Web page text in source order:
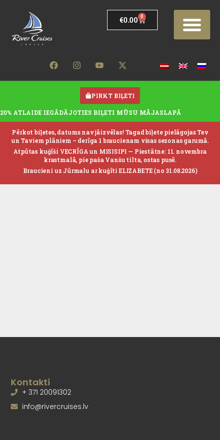
€0.00 0
PIRKT BIĻETI
20% ATLAIDE IEGĀDĀJOTIES BIĻETI MŪSU MĀJASLAPĀ
Pērkot biļetes, datums nav jāizvēlas! Tagad biļete pielāgojas Tev
un Taviem plāniem – derīga 1 braucienam visas sezonas garumā.
Atpūtas kuģīši VECRĪGA un MISISIPI — Piestātne: 11. novembra
krastmalā, pie paša Vanšu tilta, ostas pusē.
Braucieni uz Jūrmalu ar kuģīti ELIZABETE (no 31.08.2026)
Kontakti
+ 371 20091302
info@rivercruises.lv